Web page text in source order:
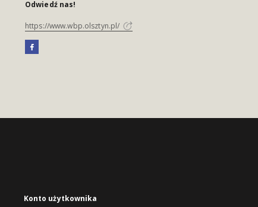
Odwiedź nas!
https://www.wbp.olsztyn.pl/
Konto użytkownika